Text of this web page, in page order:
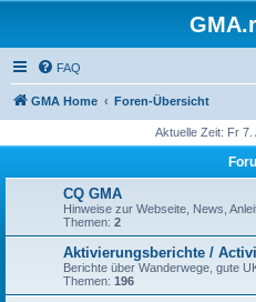
FAQ
GMA Home Foren-Übersicht
Aktuelle Zeit: Fr 7.
CQ GMA
Hinweise zur Webseite, News,
Themen: 2
Aktivierungsberichte /
Berichte über Wanderwege, gute
Themen: 196